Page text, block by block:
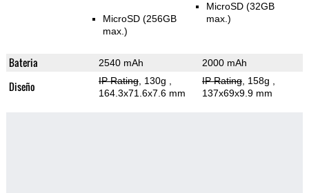
MicroSD (256GB
max.)
MicroSD (32GB
max.)
Bateria 2540 mAh 2000 mAh
Diseño IP Rating, 130g
164.3x71.6x7.6 mm
IP Rating, 158g
137x69x9.9 mm